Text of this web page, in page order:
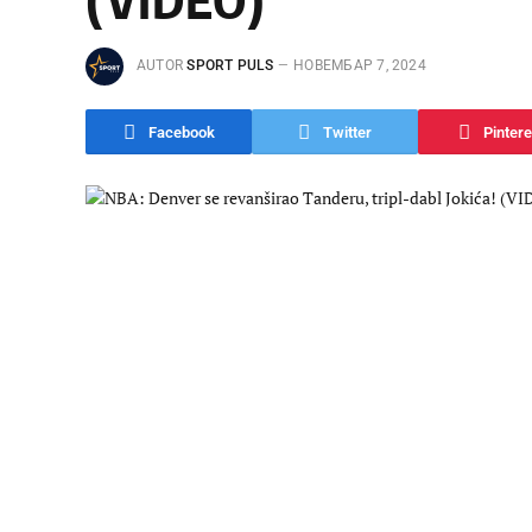
AUTOR SPORT PULS НОВЕМБАР 7, 2024
Facebook Twitter